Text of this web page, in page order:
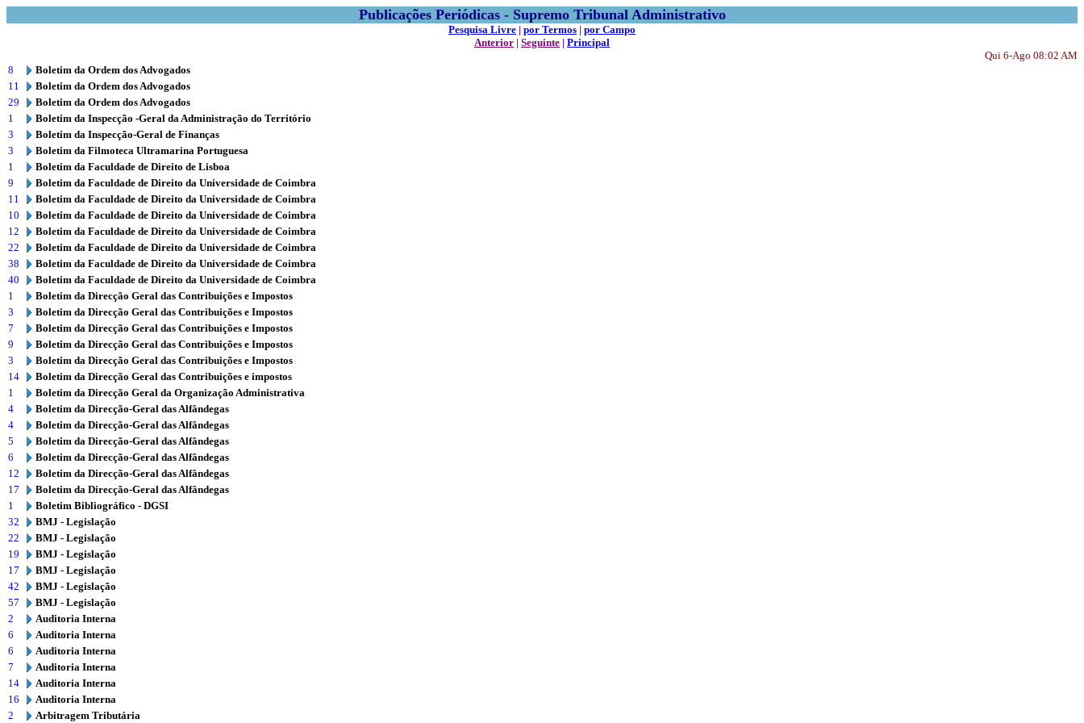
Publicações Periódicas - Supremo Tribunal Administrativo
Pesquisa Livre | por Termos | por Campo
Anterior | Seguinte | Principal
Qui 6-Ago 08:02 AM
8
Boletim da Ordem dos Advogados
11
Boletim da Ordem dos Advogados
29
Boletim da Ordem dos Advogados
1
Boletim da Inspecção -Geral da Administração do Território
3
Boletim da Inspecção-Geral de Finanças
3
Boletim da Filmoteca Ultramarina Portuguesa
1
Boletim da Faculdade de Direito de Lisboa
9
Boletim da Faculdade de Direito da Universidade de Coimbra
11
Boletim da Faculdade de Direito da Universidade de Coimbra
10
Boletim da Faculdade de Direito da Universidade de Coimbra
12
Boletim da Faculdade de Direito da Universidade de Coimbra
22
Boletim da Faculdade de Direito da Universidade de Coimbra
38
Boletim da Faculdade de Direito da Universidade de Coimbra
40
Boletim da Faculdade de Direito da Universidade de Coimbra
1
Boletim da Direcção Geral das Contribuições e Impostos
3
Boletim da Direcção Geral das Contribuições e Impostos
7
Boletim da Direcção Geral das Contribuições e Impostos
9
Boletim da Direcção Geral das Contribuições e Impostos
3
Boletim da Direcção Geral das Contribuições e Impostos
14
Boletim da Direcção Geral das Contribuições e impostos
1
Boletim da Direcção Geral da Organização Administrativa
4
Boletim da Direcção-Geral das Alfândegas
4
Boletim da Direcção-Geral das Alfândegas
5
Boletim da Direcção-Geral das Alfândegas
6
Boletim da Direcção-Geral das Alfândegas
12
Boletim da Direcção-Geral das Alfândegas
17
Boletim da Direcção-Geral das Alfândegas
1
Boletim Bibliográfico - DGSI
32
BMJ - Legislação
22
BMJ - Legislação
19
BMJ - Legislação
17
BMJ - Legislação
42
BMJ - Legislação
57
BMJ - Legislação
2
Auditoria Interna
6
Auditoria Interna
6
Auditoria Interna
7
Auditoria Interna
14
Auditoria Interna
16
Auditoria Interna
2
Arbitragem Tributária